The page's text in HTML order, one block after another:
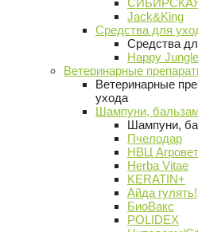
Jack&King
Средства для
Средства
Happy Jungle
Ветеринарные
Ветеринарные
ухода
Шампуни,
Шампуни,
Пчелодар
НВЦ
Herba Vitae
KERATIN+
Айда гулять!
БиоВакс
POLIDEX